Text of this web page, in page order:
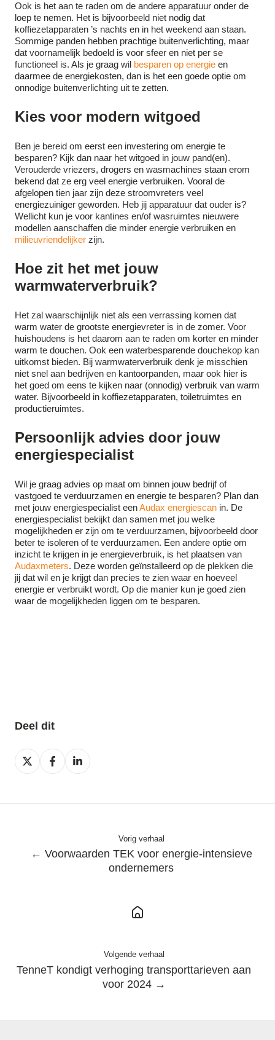
Ook is het aan te raden om de andere apparatuur onder de
loep te nemen. Het is bijvoorbeeld niet nodig dat
koffiezetapparaten ’s nachts en in het weekend aan staan.
Sommige panden hebben prachtige buitenverlichting, maar
dat voornamelijk bedoeld is voor sfeer en niet per se
functioneel is. Als je graag wil besparen op energie en
daarmee de energiekosten, dan is het een goede optie om
onnodige buitenverlichting uit te zetten.
Kies voor modern witgoed
Ben je bereid om eerst een investering om energie te
besparen? Kijk dan naar het witgoed in jouw pand(en).
Verouderde vriezers, drogers en wasmachines staan erom
bekend dat ze erg veel energie verbruiken. Vooral de
afgelopen tien jaar zijn deze stroomvreters veel
energiezuiniger geworden. Heb jij apparatuur dat ouder is?
Wellicht kun je voor kantines en/of wasruimtes nieuwere
modellen aanschaffen die minder energie verbruiken en
milieuvriendelijker zijn.
Hoe zit het met jouw
warmwaterverbruik?
Het zal waarschijnlijk niet als een verrassing komen dat
warm water de grootste energievreter is in de zomer. Voor
huishoudens is het daarom aan te raden om korter en minder
warm te douchen. Ook een waterbesparende douchekop kan
uitkomst bieden. Bij warmwaterverbruik denk je misschien
niet snel aan bedrijven en kantoorpanden, maar ook hier is
het goed om eens te kijken naar (onnodig) verbruik van warm
water. Bijvoorbeeld in koffiezetapparaten, toiletruimtes en
productieruimtes.
Persoonlijk advies door jouw
energiespecialist
Wil je graag advies op maat om binnen jouw bedrijf of
vastgoed te verduurzamen en energie te besparen? Plan dan
met jouw energiespecialist eenAudax energiescan in. De
energiespecialist bekijkt dan samen met jou welke
mogelijkheden er zijn om te verduurzamen, bijvoorbeeld door
beter te isoleren of te verduurzamen. Een andere optie om
inzicht te krijgen in je energieverbruik, is het plaatsen van
Audaxmeters. Deze worden geïnstalleerd op de plekken die
jij dat wil en je krijgt dan precies te zien waar en hoeveel
energie er verbruikt wordt. Op die manier kun je goed zien
waar de mogelijkheden liggen om te besparen.
Deel dit
Deel
op
Deel
op
Deel
op
Vorig verhaal
← Voorwaarden TEK voor energie-intensieve
ondernemers
Volgende verhaal
TenneT kondigt verhoging transporttarieven aan
voor 2024 →